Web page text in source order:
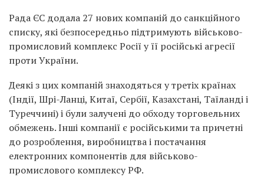
Рада ЄС додала 27 нових компаній до санкційного
списку, які безпосередньо підтримують військово-
промисловий комплекс Росії у її російські агресії
проти України.
Деякі з цих компаній знаходяться у третіх країнах
(Індії, Шрі-Ланці, Китаї, Сербії, Казахстані, Таїланді і
Туреччині) і були залучені до обходу торговельних
обмежень. Інші компанії є російськими та причетні
до розроблення, виробництва і постачання
електронних компонентів для військово-
промислового комплексу РФ.